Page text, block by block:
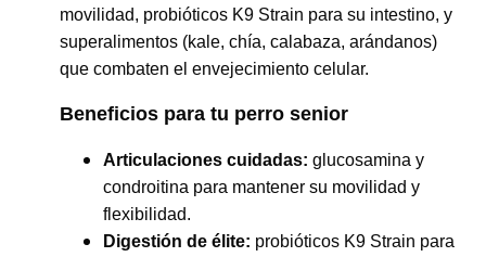
movilidad, probióticos K9 Strain para su intestino, y
superalimentos (kale, chía, calabaza, arándanos)
que combaten el envejecimiento celular.
Beneficios para tu perro senior
Articulaciones cuidadas: glucosamina y
condroitina para mantener su movilidad y
flexibilidad.
Digestión de élite: probióticos K9 Strain para